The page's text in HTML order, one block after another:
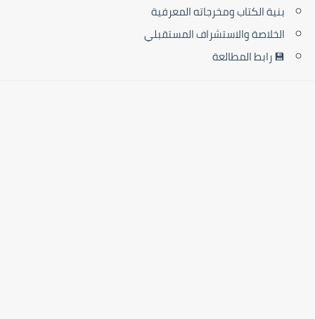
بنية الكتاب ومخرجاته المعرفية
الخلاصة والاستشراف المستقبلي
💾 رابط المطالعة